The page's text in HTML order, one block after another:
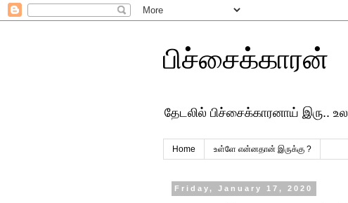
பிச்சைக்காரன்
தேடலில் பிச்சைக்காரனாய் இரு..
Home உள்ளே என்னதான் இருக்கு ?
Friday, January 17, 2020